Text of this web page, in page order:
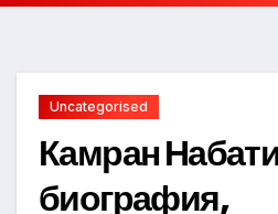
Uncategorised
Камран
биография,